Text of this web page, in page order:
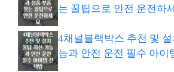
는 꿀팁으로 안전 운전하
4채널블랙박스 추천 및
능과 안전 운전 필수 아이